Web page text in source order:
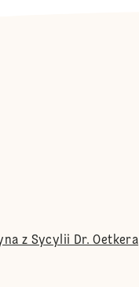
z Sycylii Dr. Oetkera